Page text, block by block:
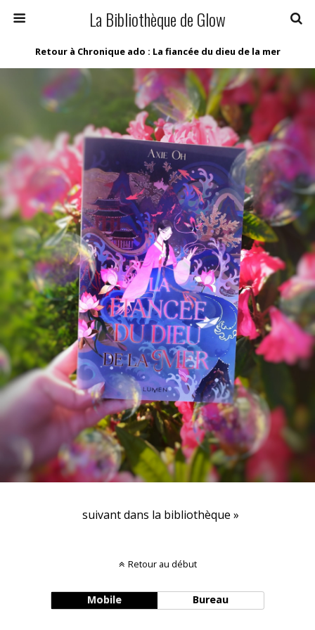
La Bibliothèque de Glow
Retour à Chronique ado : La fiancée du dieu de la mer
suivant dans la bibliothèque »
Retour au début
Mobile Bureau